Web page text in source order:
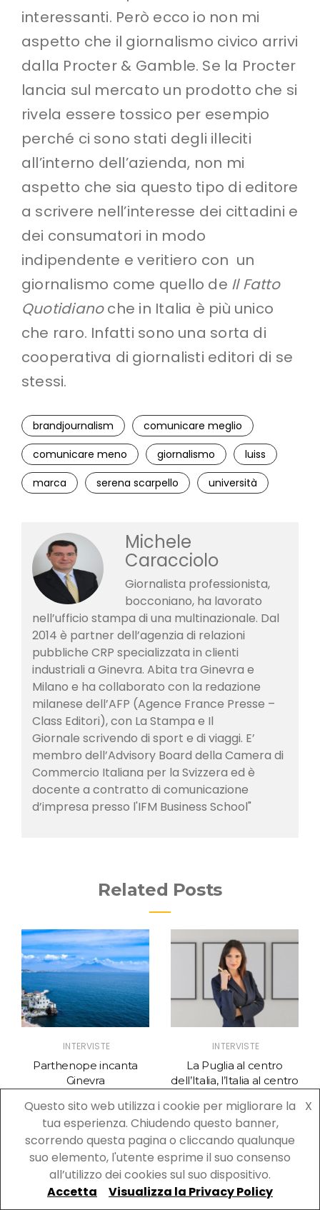
interessanti. Però ecco io non mi
aspetto che il giornalismo civico arrivi
dalla Procter & Gamble. Se la Procter
lancia sul mercato un prodotto che si
rivela essere tossico per esempio
perché ci sono stati degli illeciti
all’interno dell’azienda, non mi
aspetto che sia questo tipo di editore
a scrivere nell’interesse dei cittadini e
dei consumatori in modo
indipendente e veritiero con un
giornalismo come quello de Il Fatto
Quotidianoche in Italia è più unico
che raro. Infatti sono una sorta di
cooperativa di giornalisti editori di se
stessi.
brandjournalism
comunicare meglio
comunicare meno
giornalismo
luiss
marca
serena scarpello università
Michele
Caracciolo
Giornalista professionista,
bocconiano, ha lavorato
nell’ufficio stampa di una multinazionale. Dal
2014 è partner dell’agenzia di relazioni
pubbliche CRP specializzata in clienti
industriali a Ginevra. Abita tra Ginevra e
Milano e ha collaborato con la redazione
milanese dell’AFP (Agence France Presse –
Class Editori), con La Stampa e Il
Giornale scrivendo di sport e di viaggi. E’
membro dell’Advisory Board della Camera di
Commercio Italiana per la Svizzera ed è
docente a contratto di comunicazione
d’impresa presso l'IFM Business School"
Related Posts
INTERVISTE
Parthenope incanta
Ginevra
INTERVISTE
La Puglia al centro
dell’Italia, l’Italia al centro
No Comment
Questo sito web utilizza i cookie per migliorare la
tua esperienza. Chiudendo questo banner,
scorrendo questa pagina o cliccando qualunque
suo elemento, l'utente esprime il suo consenso
all’utilizzo dei cookies sul suo dispositivo.
X
Accetta Visualizza la Privacy Policy